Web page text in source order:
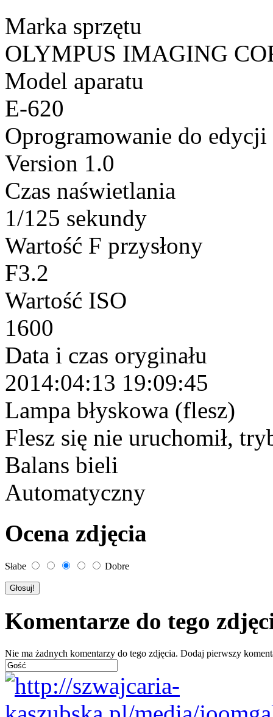
Marka sprzętu
OLYMPUS IMAGING
Model aparatu
E-620
Oprogramowanie do edycji
Version 1.0
Czas naświetlania
1/125 sekundy
Wartość F przysłony
F3.2
Wartość ISO
1600
Data i czas oryginału
2014:04:13 19:09:45
Lampa błyskowa (flesz)
Flesz się nie uruchomił,
Balans bieli
Automatyczny
Ocena zdjęcia
Słabe Dobre
Komentarze do tego
Nie ma żadnych komentarzy do tego zdjęcia. Dodaj pierwszy